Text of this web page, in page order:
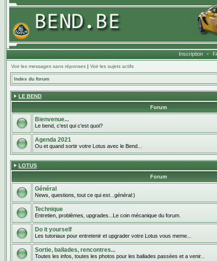
Inscription •
Voir les messages sans réponses | Voir les sujets actifs
Index du forum
LE BEND
Forum
Bienvenue...
Le bend, c'est qui c'est quoi?
Agenda 2021
Ou et quand sortir votre Lotus avec le Bend...
LOTUS
Forum
Général
News, questions, tout ce qui est...général:)
Technique
Entretien, problèmes, upgrades...Le coin mécanique du forum.
Do it yourself
Les tutoriaux pour entretenir et upgrader votre Lotus vous meme...
Sortie, ballades, rencontres...
Toutes les infos, toutes les photos pour les ballades passées et a venir...